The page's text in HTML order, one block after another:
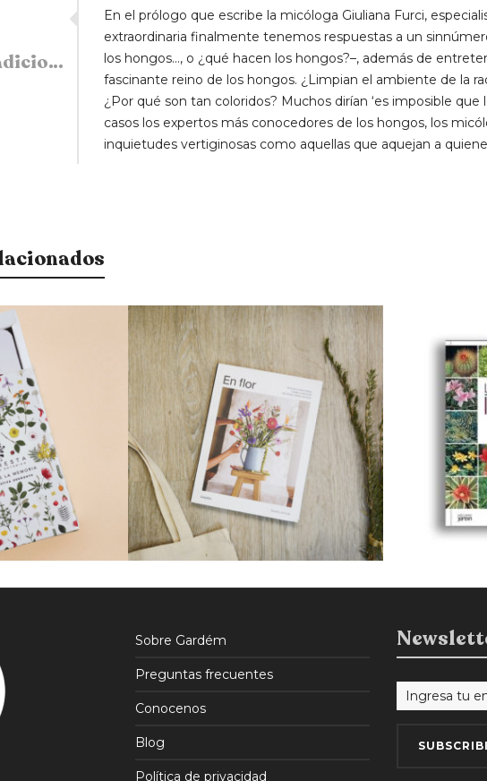
Información adicional
En el prólogo que escribe la micóloga Giuliana Furci,
extraordinaria finalmente tenemos respuestas a un
los hongos…, o ¿qué hacen los hongos?–, además de
fascinante reino de los hongos. ¿Limpian el ambiente de la
¿Por qué son tan coloridos? Muchos dirían ‘es imposible
casos los expertos más conocedores de los hongos, los
inquietudes vertiginosas como aquellas que aquejan a
990
84215% OFF
$600
$510
Sobre Gardém
Preguntas frecuentes
Conocenos
Blog
Política de privacidad